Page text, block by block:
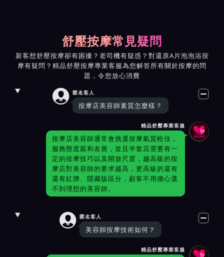
舒壓按摩常見疑問
新客想舒壓按摩卻有困擾？老司機有疑惑？對還原A片泡泡浴按
摩有疑問？精品舒壓按摩專業客服為您解答所有關於按摩的問
題，令您放心消費
 匿名客人
按摩店美容師素質怎麼樣？
精品舒壓專業客服
按摩店美容師通常會挑選按摩氣質較佳，
服務態度親和友善，並且半套店需要有一
定的按摩技巧以及開放尺度，越高級的按
摩店對美容師的要求越高，更高級的還有
還有紅牌、隱藏版區分，顧客不用擔心選
不到理想的美容師。
 匿名客人
美容師按摩技術如何？
精品舒壓專業客服